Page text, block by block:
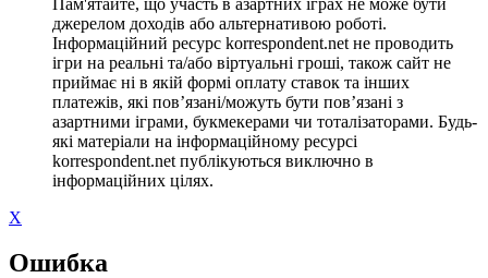
джерелом доходів або альтернативою роботі.
Інформаційний ресурс korrespondent.net не проводить
ігри на реальні та/або віртуальні гроші, також сайт не
приймає ні в якій формі оплату ставок та інших
платежів, які пов’язані/можуть бути пов’язані з
азартними іграми, букмекерами чи тоталізаторами. Будь-
які матеріали на інформаційному ресурсі
korrespondent.net публікуються виключно в
інформаційних цілях.
X
Ошибка